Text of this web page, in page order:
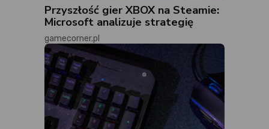
Przyszłość gier XBOX na Steamie:
Microsoft analizuje strategię
gamecorner.pl